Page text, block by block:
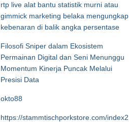
rtp live alat bantu statistik murni atau
gimmick marketing belaka mengungkap
kebenaran di balik angka persentase
Filosofi Sniper dalam Ekosistem
Permainan Digital dan Seni Menunggu
Momentum Kinerja Puncak Melalui
Presisi Data
okto88
https://stammtischporkstore.com/index2.